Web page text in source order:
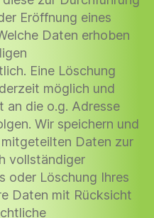
Eröffnung eines
Daten erhoben
Eine Löschung
möglich und
an die o.g. Adresse
Wir speichern und
Daten zur
vollständiger
oder Löschung Ihres
Daten mit Rücksicht